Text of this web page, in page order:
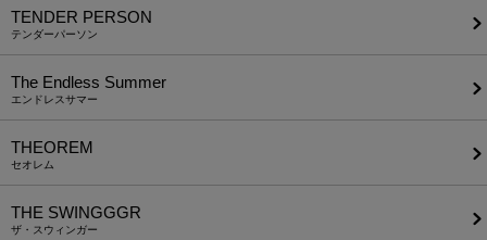
TENDER PERSON
テンダーパーソン
The Endless Summer
エンドレスサマー
THEOREM
セオレム
THE SWINGGGR
ザ・スウィンガー